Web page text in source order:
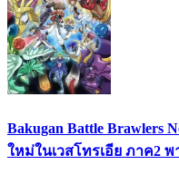
Bakugan Battle Brawlers
ใหม่ในเวสโทรเอีย ภาค2 พ